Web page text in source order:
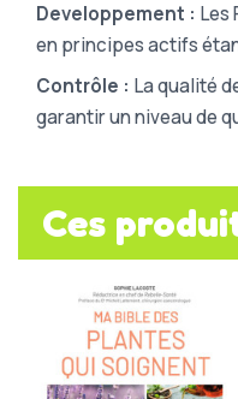
Developpement : Les
en principes actifs
Contrôle : La qualité
garantir un niveau de
Ces